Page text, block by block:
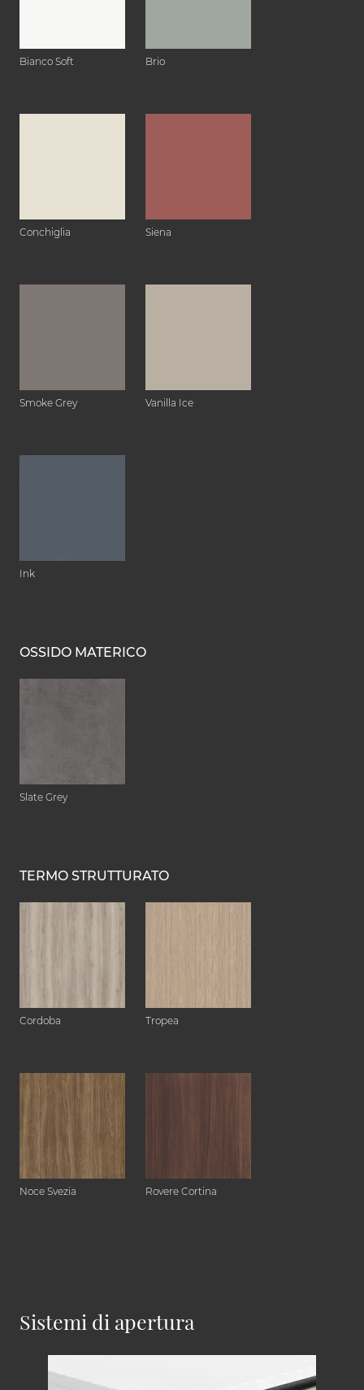
Bianco Soft Brio
Conchiglia Siena
Smoke Grey Vanilla Ice
Ink
OSSIDO MATERICO
Slate Grey
TERMO STRUTTURATO
Cordoba Tropea
Noce Svezia Rovere Cortina
Sistemi di apertura